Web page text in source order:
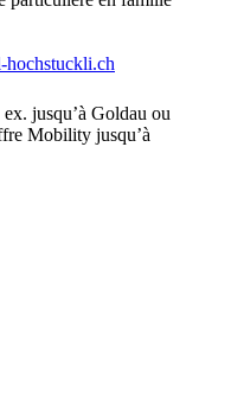
hochstuckli.ch
jusqu’à Goldau ou
Mobility jusqu’à